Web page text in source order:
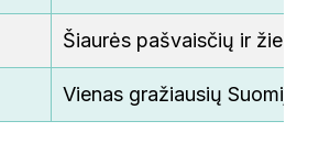
Šiaurės pašvaisčių ir
Vienas gražiausių